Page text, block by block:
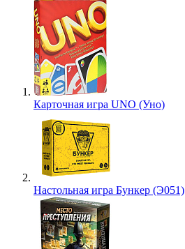
Карточная игра UNO (Уно)
Настольная игра Бункер (Э051)